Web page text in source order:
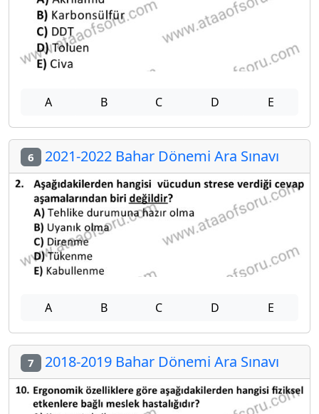
A B C D E
6 2021-2022 Bahar Dönemi Ara Sınavı
A B C D E
7 2018-2019 Bahar Dönemi Ara Sınavı